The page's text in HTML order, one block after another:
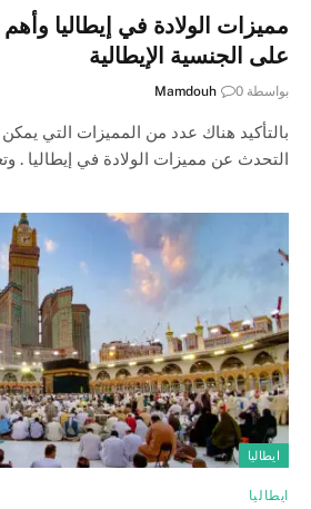
مميزات الولادة في إيطاليا
على الجنسية الإيطالية
بواسطة Mamdouh 0
بالتأكيد هناك عدد من المميزات التي
التحدث عن مميزات الولادة في إيطاليا .
ايطاليا
ايطاليا